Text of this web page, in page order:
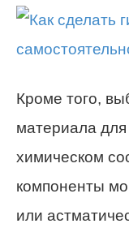
Кроме того,
материала
химическом
компоненты
или